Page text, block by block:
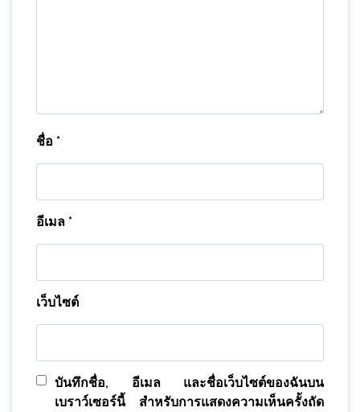
ชื่อ *
อีเมล *
เว็บไซต์
บันทึกชื่อ, อีเมล และชื่อเว็บไซต์ของฉันบน
เบราว์เซอร์นี้ สำหรับการแสดงความเห็นครั้งถัด